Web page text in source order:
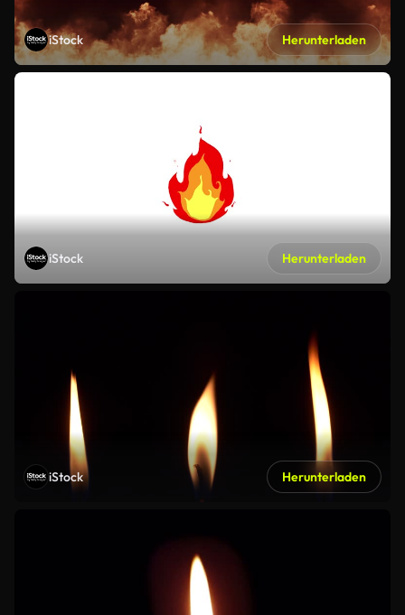
iStock Herunterladen
iStock Herunterladen
iStock Herunterladen